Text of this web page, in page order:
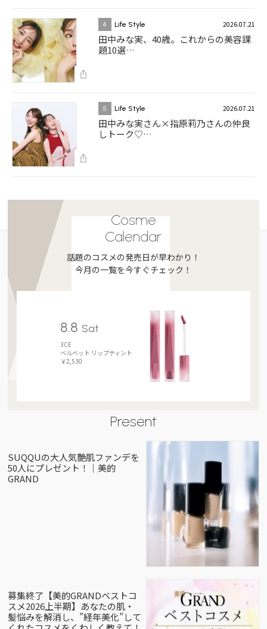
4 Life Style 2026.07.21
田中みな実、40歳。これからの美容課
題10選…
5 Life Style 2026.07.21
田中みな実さん×指原莉乃さんの仲良
しトーク♡…
Cosme
Calendar
話題のコスメの発売日が早わかり！
今月の一覧を今すぐチェック！
8.8 Sat
3CE
ベルベット リップティント
￥2,530
Present
SUQQUの大人気艶肌ファンデを
50人にプレゼント！｜美的
GRAND
募集終了【美的GRANDベストコ
スメ2026上半期】あなたの肌・
髪悩みを解消し、”経年美化”して